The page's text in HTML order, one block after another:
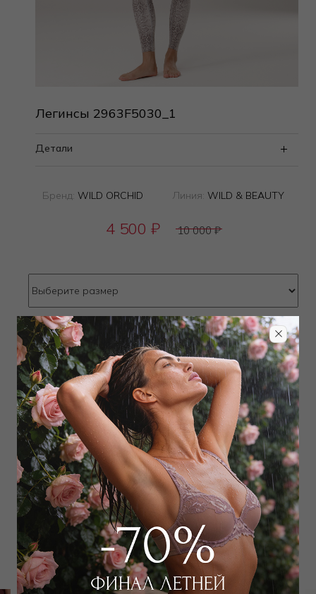
Легинсы 2963F5030_1
Детали
Бренд:WILD ORCHID Линия: WILD & BEAUTY
4 500 ₽ 10 000₽
Определить размер
Наличие в магазинах
Добавитьв корзину
Добавить в избранное
Забронировать в магазине
Вам может подойти